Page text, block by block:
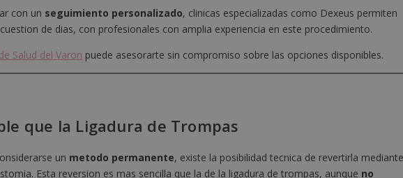
con un seguimiento personalizado, clinicas especializadas como Dexeus permiten
de dias, con profesionales con amplia experiencia en este procedimiento.
Salud del Varon puede asesorarte sin compromiso sobre las opciones disponibles.
que la Ligadura de Trompas
un metodo permanente, existe la posibilidad tecnica de revertirla
Esta reversion es mas sencilla que la de la ligadura de trompas, aunque no